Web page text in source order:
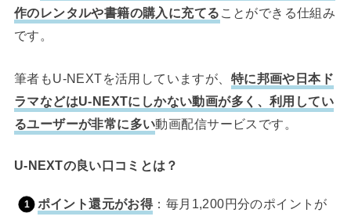
作のレンタルや書籍の購入に充てる ことができる仕組み
です。
筆者もU-NEXTを活用していますが、 特に邦画や日本ド
ラマなどはU-NEXTにしかない動画が多く、利用してい
るユーザーが非常に多い動画配信サービスです。
U-NEXTの良い口コミとは？
ポイント還元がお得：毎月1,200円分のポイントが